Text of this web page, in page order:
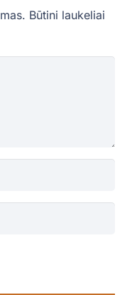
Būtini laukeliai